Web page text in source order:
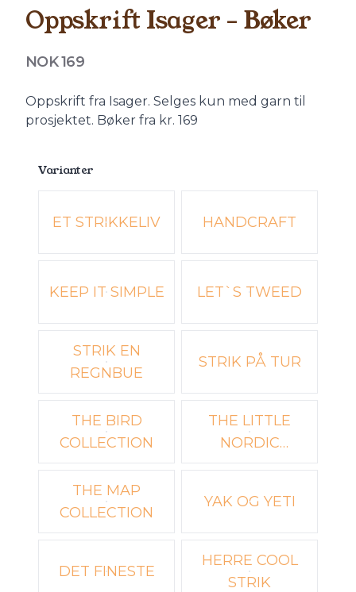
Oppskrift Isager - Bøker
Produktdetaljer
NOK 169
Description
Oppskrift fra Isager. Selges kun med garn til
prosjektet. Bøker fra kr. 169
Varianter
Velg en Varianter
ET STRIKKELIV HANDCRAFT
KEEP IT SIMPLE LET`S TWEED
STRIK EN
REGNBUE
STRIK PÅ TUR
THE BIRD
COLLECTION
THE LITTLE
NORDIC
COLLECTION
THE MAP
COLLECTION
YAK OG YETI
DET FINESTE
HERRE COOL
STRIK